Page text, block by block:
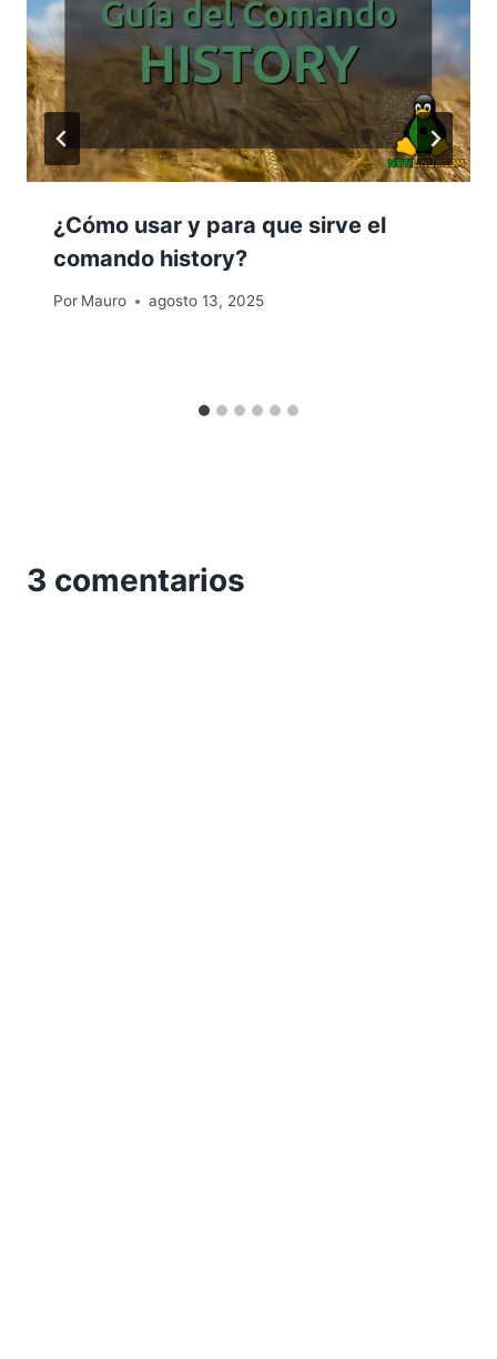
¿Cómo usar y para que sirve el
comando history?
Por Mauro agosto 13, 2025
3 comentarios